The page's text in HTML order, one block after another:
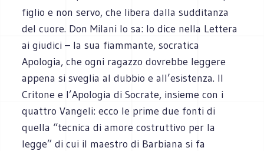
figlio e non servo, che libera dalla sudditanza
del cuore. Don Milani lo sa: lo dice nella Lettera
ai giudici – la sua fiammante, socratica
Apologia, che ogni ragazzo dovrebbe leggere
appena si sveglia al dubbio e all’esistenza. Il
Critone e l’Apologia di Socrate, insieme con i
quattro Vangeli: ecco le prime due fonti di
quella “tecnica di amore costruttivo per la
legge” di cui il maestro di Barbiana si fa